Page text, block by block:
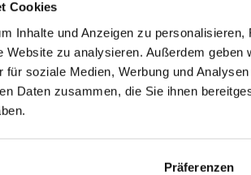
Cookies
Inhalte und Anzeigen zu
Website zu analysieren. Außerdem
für soziale Medien, Werbung und
Daten zusammen, die Sie ihnen
Präferenzen